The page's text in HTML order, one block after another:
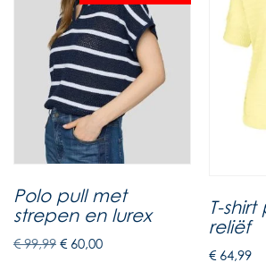
Polo pull met
strepen en lurex
€99,99 € 60,00
T-
reliëf
€64,99